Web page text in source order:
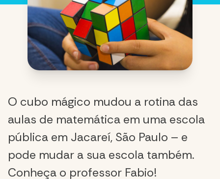
O cubo mágico mudou a rotina das
aulas de matemática em uma escola
pública em Jacareí, São Paulo – e
pode mudar a sua escola também.
Conheça o professor Fabio!